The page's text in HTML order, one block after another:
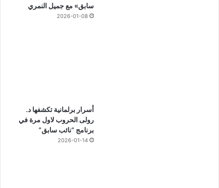
سابق» مع جميل النمري
2026-01-08
أسرار برلمانية تكشفها د.
رولى الحروب لاول مرة في
برنامج “نائب سابق”
2026-01-14